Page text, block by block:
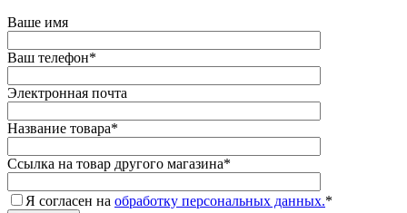
Ваше имя
Ваш телефон*
Электронная почта
Название товара*
Ссылка на товар другого магазина*
Я согласен на обработку персональных данных.*